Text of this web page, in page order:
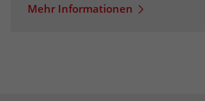
Mehr Informationen